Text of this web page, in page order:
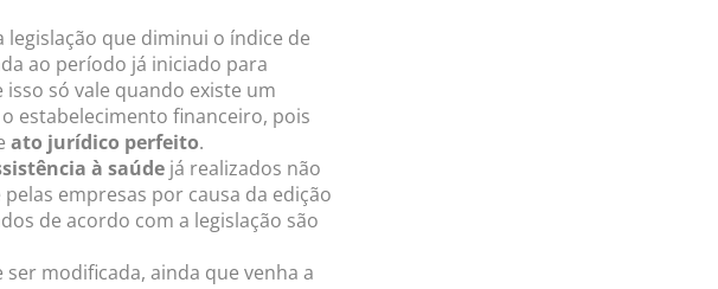
legislação que diminui o índice de
ao período já iniciado para
só vale quando existe um
estabelecimento financeiro, pois
ato jurídico perfeito.
à saúde já realizados não
empresas por causa da edição
de acordo com a legislação são
modificada, ainda que venha a